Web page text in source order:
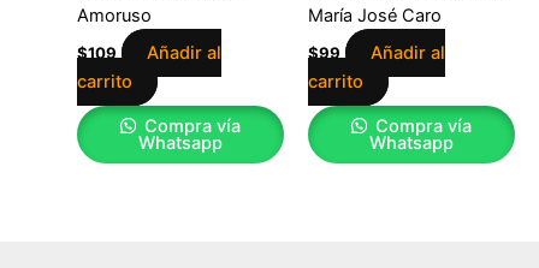
Amoruso
$109
Añadir al
carrito
Compra vía
Whatsapp
María José Caro
$99
Añadir al
carrito
Compra vía
Whatsapp